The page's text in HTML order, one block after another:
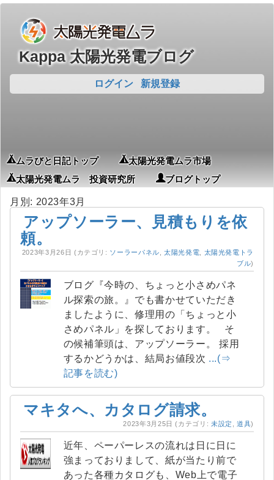
Kappa 太陽光発電ブログ
ログイン 新規登録
ムラびと日記トップ
太陽光発電ムラ市場
太陽光発電ムラ 投資研究所
ブログトップ
月別: 2023年3月
アップソーラー、見積もりを依
頼。
2023年3月26日 (カテゴリ: ソーラーパネル ,太陽光発電
太陽光発電トラ
ブル)
ブログ『今時の、ちょっと小さめパネ
ル探索の旅。』でも書かせていただき
ましたように、修理用の「ちょっと小
さめパネル」を探しております。 そ
の候補筆頭は、アップソーラー。 採用
するかどうかは、結局お値段次 ...(⇒
記事を読む)
マキタへ、カタログ請求。
2023年3月25日 (カテゴリ: 未設定 ,道具)
近年、ペーパーレスの流れは日に日に
強まっておりまして、紙が当たり前で
あった各種カタログも、Web上で電子